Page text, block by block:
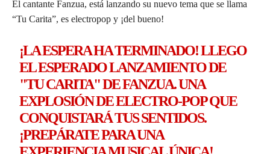
El cantante Fanzua, está lanzando su nuevo tema que se llama
“Tu Carita”, es electropop y ¡del bueno!
¡LA ESPERA HA TERMINADO! LLEGO
EL ESPERADO LANZAMIENTO DE
"TU CARITA" DE FANZUA. UNA
EXPLOSIÓN DE ELECTRO-POP QUE
CONQUISTARÁ TUS SENTIDOS.
¡PREPÁRATE PARA UNA